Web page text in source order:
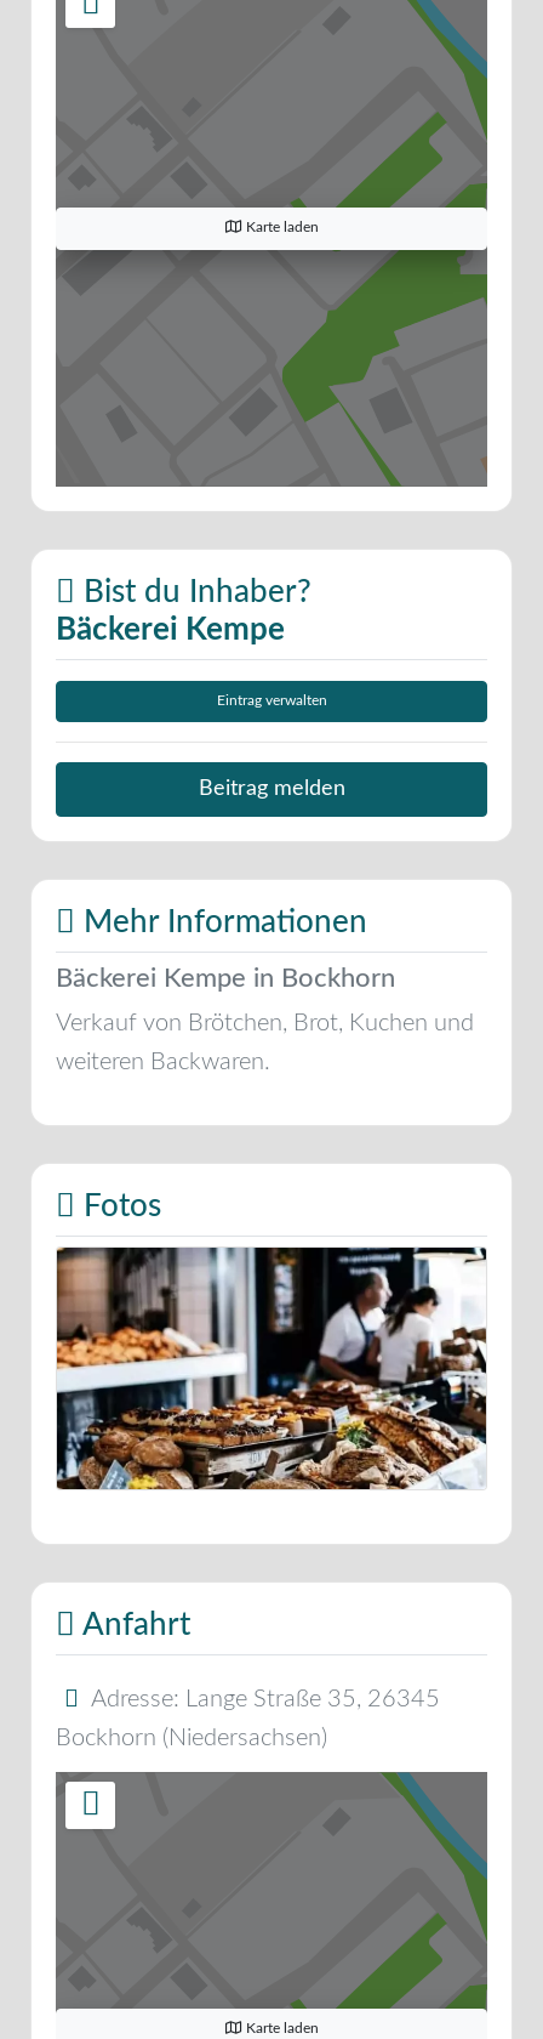
Karte laden
Bist du Inhaber?
Bäckerei Kempe
Eintrag verwalten
Beitrag melden
Mehr Informationen
Bäckerei Kempe in Bockhorn
Verkauf von Brötchen, Brot, Kuchen und
weiteren Backwaren.
Fotos
Anfahrt
Adresse: Lange Straße 35, 26345
Bockhorn ( Niedersachsen)
Karte laden